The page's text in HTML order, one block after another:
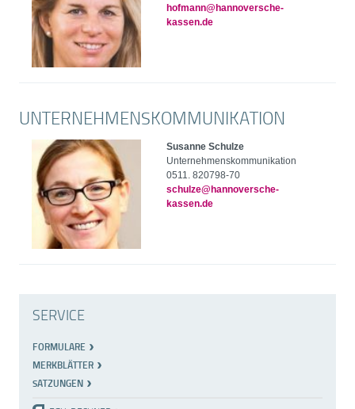
hofmann@hannoversche-
kassen.de
UNTERNEHMENSKOMMUNIKATION
Susanne Schulze
Unternehmenskommunikation
0511. 820798-70
schulze@hannoversche-
kassen.de
SERVICE
FORMULARE
MERKBLÄTTER
SATZUNGEN